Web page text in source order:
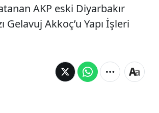
AKP eski Diyarbakır
Gelavuj Akkoç’u Yapı İşleri